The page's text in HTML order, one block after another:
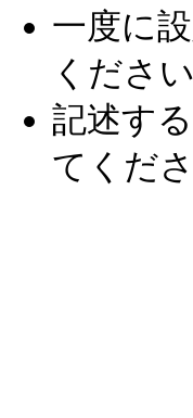
一度に
ください
記述す
てくださ